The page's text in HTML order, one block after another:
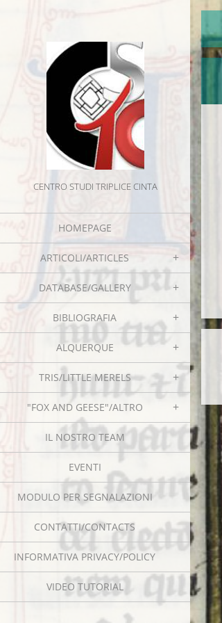
CENTRO STUDI TRIPLICE CINTA
HOMEPAGE
ARTICOLI/ARTICLES
DATABASE/GALLERY
BIBLIOGRAFIA
ALQUERQUE
TRIS/LITTLE MERELS
"FOX AND GEESE"/ALTRO
IL NOSTRO TEAM
EVENTI
MODULO PER SEGNALAZIONI
CONTATTI/CONTACTS
INFORMATIVA PRIVACY/POLICY
VIDEO TUTORIAL